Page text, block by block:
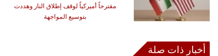
مقترحاً أميركياً لوقف إطلاق النار وهددت
بتوسيع المواجهة
أخبار ذات صلة